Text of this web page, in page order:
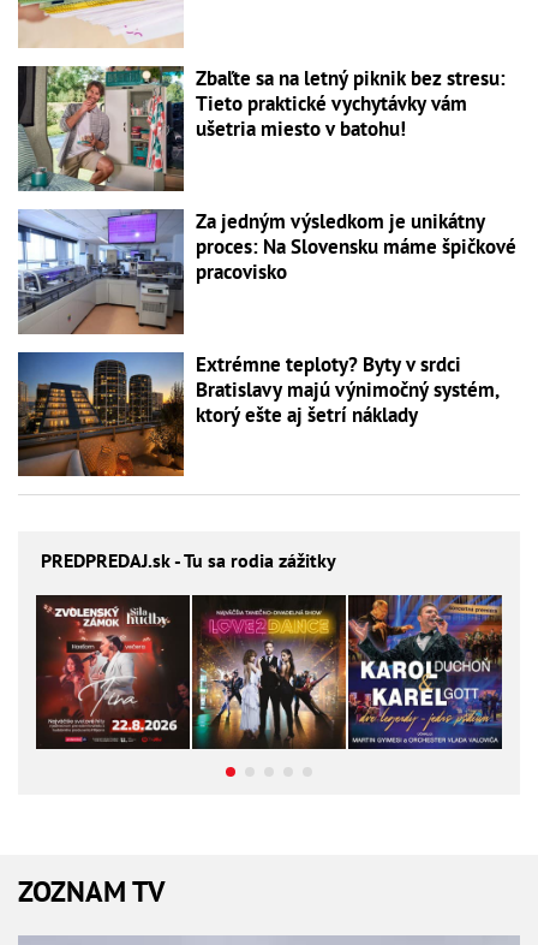
Zbaľte sa na letný piknik bez stresu:
Tieto praktické vychytávky vám
ušetria miesto v batohu!
Za jedným výsledkom je unikátny
proces: Na Slovensku máme špičkové
pracovisko
Extrémne teploty? Byty v srdci
Bratislavy majú výnimočný systém,
ktorý ešte aj šetrí náklady
PREDPREDAJ.sk - Tu sa rodia zážitky
ZOZNAM TV